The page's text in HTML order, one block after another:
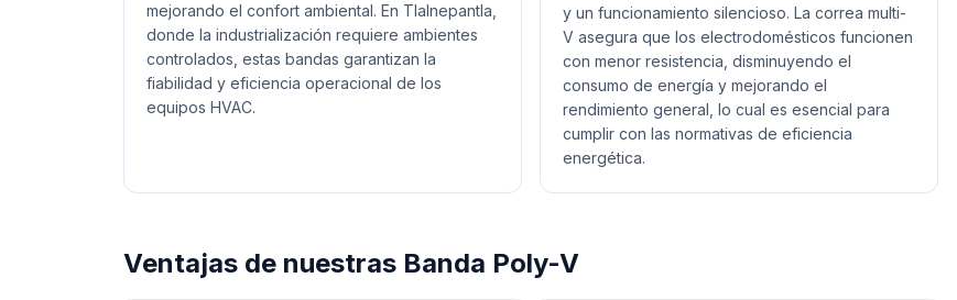
mejorando el confort ambiental. En Tlalnepantla,
donde la industrialización requiere ambientes
controlados, estas bandas garantizan la
fiabilidad y eficiencia operacional de los
equipos HVAC.
y un funcionamiento silencioso. La correa multi-
V asegura que los electrodomésticos funcionen
con menor resistencia, disminuyendo el
consumo de energía y mejorando el
rendimiento general, lo cual es esencial para
cumplir con las normativas de eficiencia
energética.
Ventajas de nuestras Banda Poly-V